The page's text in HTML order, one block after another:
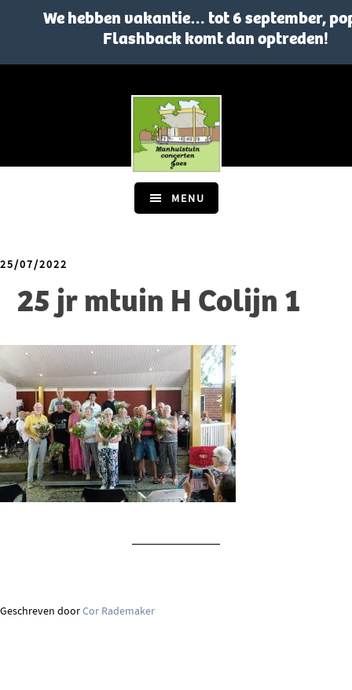
MENU
25/07/2022
25 jr mtuin H Colijn 1
Geschreven doorCor Rademaker
We hebben vakantie… tot 6 september,
Flashback komt dan optreden!